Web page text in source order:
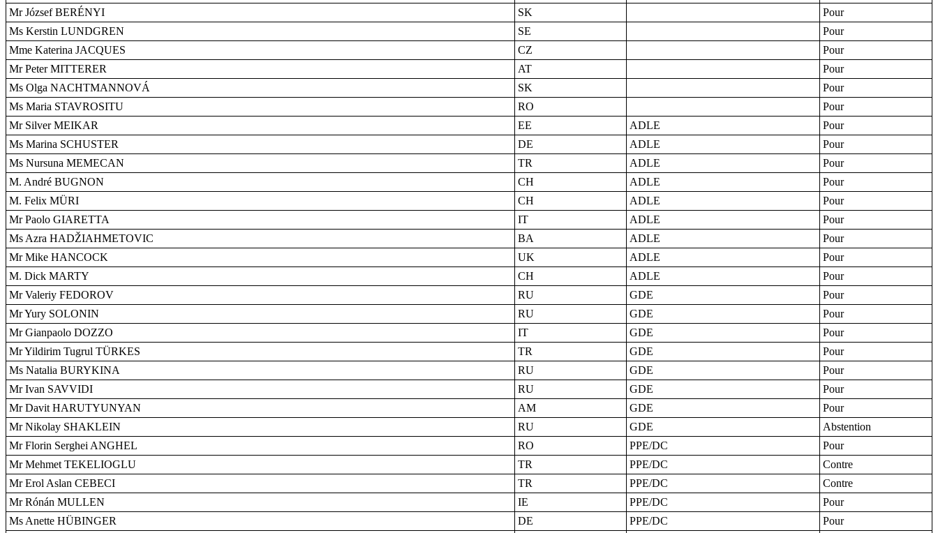
Mr József BERÉNYI
SK
Pour
Ms Kerstin LUNDGREN
SE
Pour
Mme Katerina JACQUES
CZ
Pour
Mr Peter MITTERER
AT
Pour
Ms Olga NACHTMANNOVÁ
SK
Pour
Ms Maria STAVROSITU
RO
Pour
Mr Silver MEIKAR
EE ADLE
Pour
Ms Marina SCHUSTER
DE ADLE
Pour
Ms Nursuna MEMECAN
TR ADLE
Pour
M. André BUGNON
CH ADLE
Pour
M. Felix MÜRI
CH ADLE
Pour
Mr Paolo GIARETTA
IT ADLE
Pour
Ms Azra HADŽIAHMETOVIC
BA ADLE
Pour
Mr Mike HANCOCK
UK ADLE
Pour
M. Dick MARTY
CH ADLE
Pour
Mr Valeriy FEDOROV
RU GDE
Pour
Mr Yury SOLONIN
RU GDE
Pour
Mr Gianpaolo DOZZO
IT GDE
Pour
Mr Yildirim Tugrul TÜRKES
TR GDE
Pour
Ms Natalia BURYKINA
RU GDE
Pour
Mr Ivan SAVVIDI
RU GDE
Pour
Mr Davit HARUTYUNYAN
AM GDE
Pour
Mr Nikolay SHAKLEIN
RU GDE
Abstention
Mr Florin Serghei ANGHEL
RO PPE/DC
Pour
Mr Mehmet TEKELIOGLU
TR PPE/DC
Contre
Mr Erol Aslan CEBECI
TR PPE/DC
Contre
Mr Rónán MULLEN
IE PPE/DC
Pour
Ms Anette HÜBINGER
DE PPE/DC
Pour